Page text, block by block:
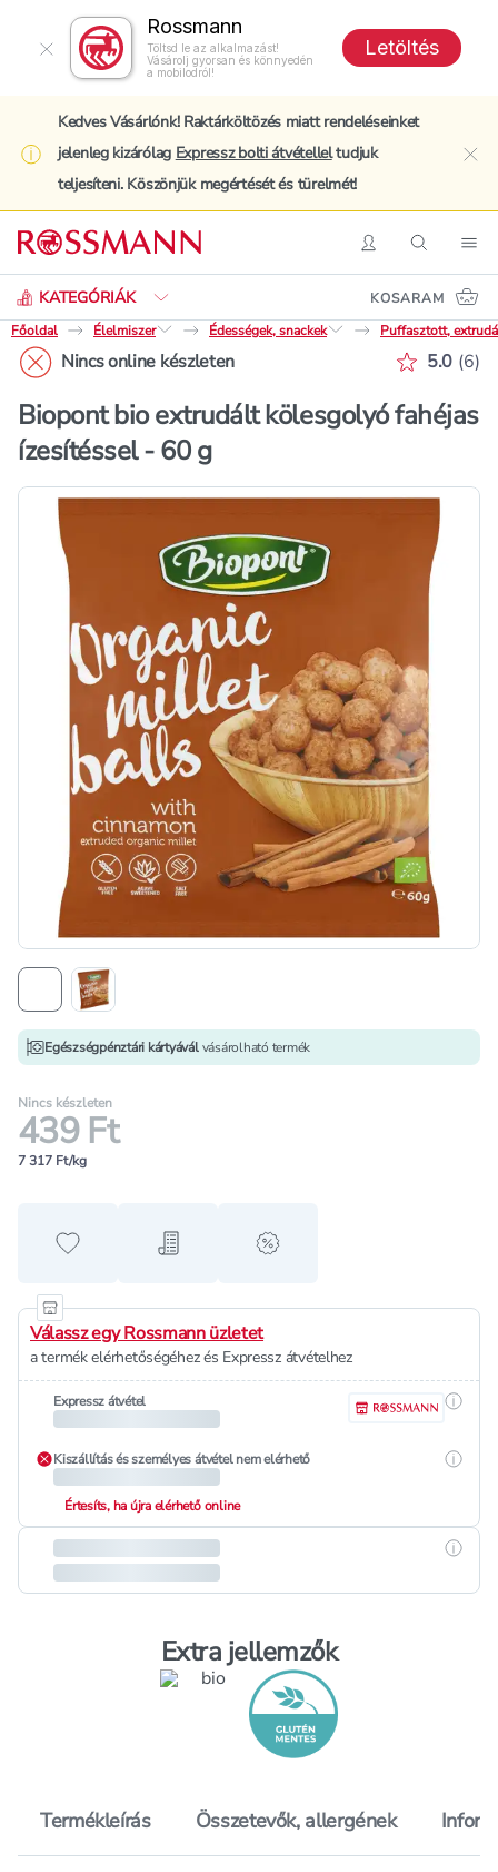
Rossmann
Töltsd le az alkalmazást!
Vásárolj gyorsan és könnyedén
a mobilodról!
Letöltés
Kedves Vásárlónk! Raktárköltözés miatt rendeléseinket
jelenleg kizárólag Expressz bolti átvételleltudjuk
teljesíteni. Köszönjük megértését és türelmét!
BelépésKeresés
KATEGÓRIÁK
Keresés
KOSARAM
Főoldal
Élelmiszer Édességek, snackek Puffasztott,
Nincs online készleten 5.0 (6)
Biopont bio extrudált kölesgolyó fahéjas
ízesítéssel - 60 g
Egészségpénztári kártyáválvásárolható termék
Nincs készleten
439 Ft
7 317 Ft/kg
Hozzáadás a kedvencekhez
Hozzáadás a bevásárló listához
alert when on sale
Válassz egy Rossmann üzletet
a termék elérhetőségéhez és Expressz átvételhez
Expressz átvétel
Kiszállítás és személyes átvétel nem elérhető
Értesíts, ha újra elérhető online
Extra jellemzők
Termékleírás Összetevők, allergének